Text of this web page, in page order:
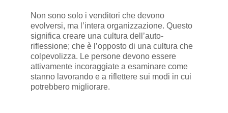
Non sono solo i venditori che devono
evolversi, ma l’intera organizzazione. Questo
significa creare una cultura dell’auto-
riflessione; che è l’opposto di una cultura che
colpevolizza. Le persone devono essere
attivamente incoraggiate a esaminare come
stanno lavorando e a riflettere sui modi in cui
potrebbero migliorare.